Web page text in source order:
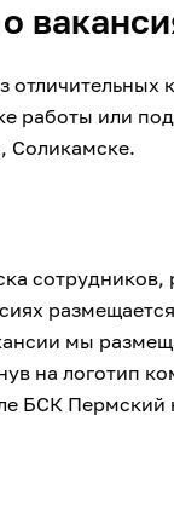
работы или
Соликамске.
мы
на логотип
БСК Пермский